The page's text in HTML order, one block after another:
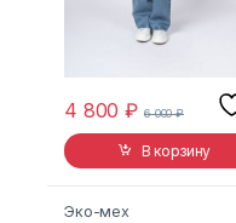
4 800₽ 6 000₽
В корзину
Эко-мех